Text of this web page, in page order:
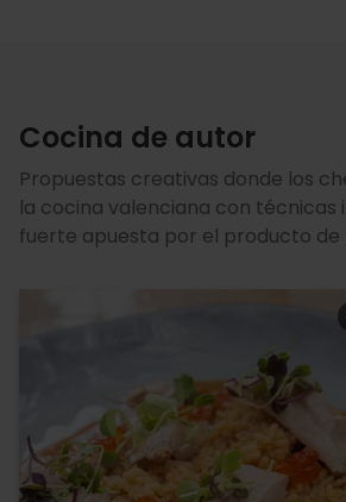
Cocina de autor
Propuestas creativas donde los
la cocina valenciana con técnicas
fuerte apuesta por el producto